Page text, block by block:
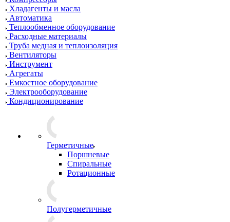
Хладагенты и масла
Автоматика
Теплообменное оборудование
Расходные материалы
Труба медная и теплоизоляция
Вентиляторы
Инструмент
Агрегаты
Емкостное оборудование
Электрооборудование
Кондиционирование
Герметичные
Поршневые
Спиральные
Ротационные
Полугерметичные